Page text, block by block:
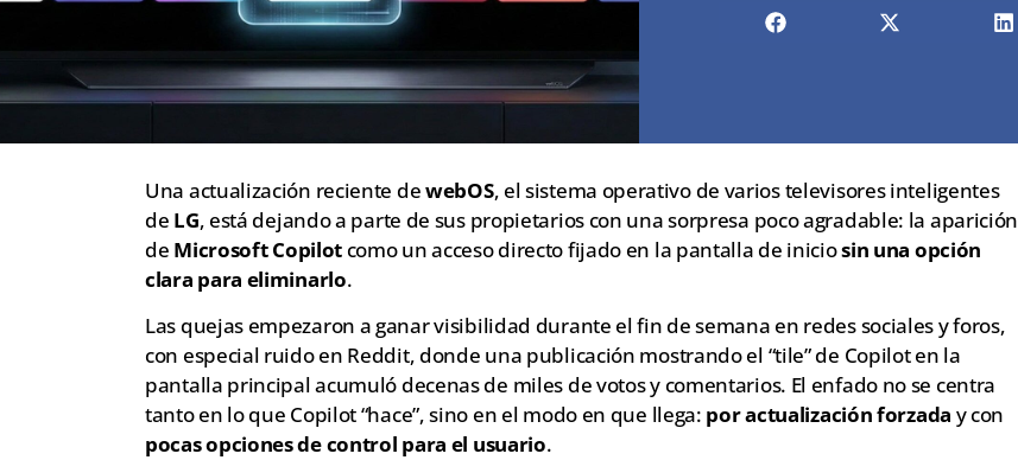
Una actualización reciente dewebOS, el sistema operativo de varios televisores inteligentes
de LG, está dejando a parte de sus propietarios con una sorpresa poco agradable: la aparición
de Microsoft Copilot como un acceso directo fijado en la pantalla de iniciosin una opción
clara para eliminarlo.
Las quejas empezaron a ganar visibilidad durante el fin de semana en redes sociales y foros,
con especial ruido en Reddit, donde una publicación mostrando el “tile” de Copilot en la
pantalla principal acumuló decenas de miles de votos y comentarios. El enfado no se centra
tanto en lo que Copilot “hace”, sino en el modo en que llega: por actualización forzada y con
pocas opciones de control para el usuario.